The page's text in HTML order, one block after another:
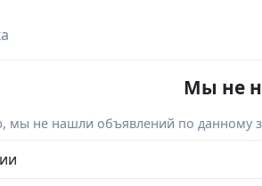
Мы не
мы не нашли объявлений по данному